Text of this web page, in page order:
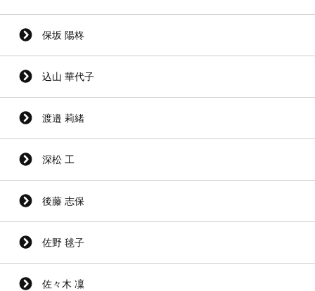
保坂 陽柊
込山 華代子
渡邉 莉緒
深松 工
後藤 志保
佐野 毬子
佐々木 凜